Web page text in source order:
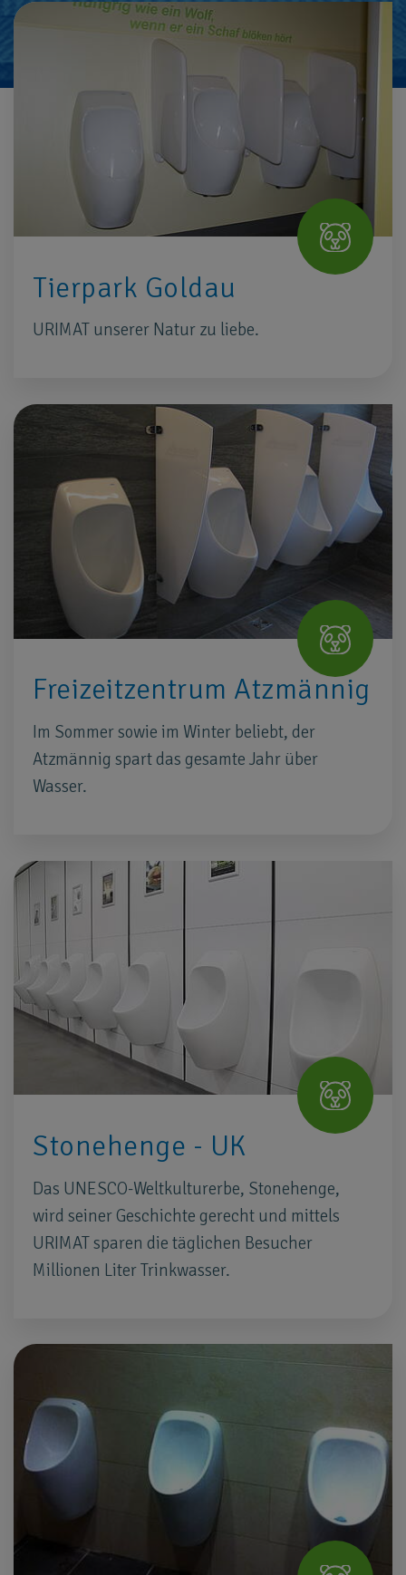
Tierpark Goldau
URIMAT unserer Natur zu liebe.
Freizeitzentrum Atzmännig
Im Sommer sowie im Winter beliebt, der
Atzmännig spart das gesamte Jahr über
Wasser.
Stonehenge - UK
Das UNESCO-Weltkulturerbe, Stonehenge,
wird seiner Geschichte gerecht und mittels
URIMAT sparen die täglichen Besucher
Millionen Liter Trinkwasser.